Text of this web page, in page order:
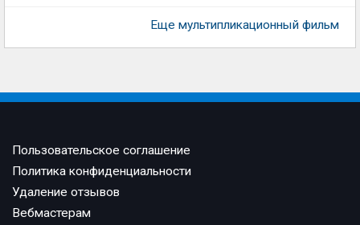
Еще мультипликационный фильм
Пользовательское соглашение
Политика конфиденциальности
Удаление отзывов
Вебмастерам